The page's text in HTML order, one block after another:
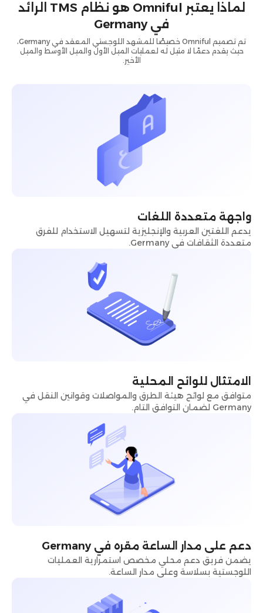
لماذا يعتبر Omniful هو نظام TMS الرائد
في Germany
تم تصميم Omniful خصيصًا للمشهد اللوجستي المعقد في Germany،
حيث يقدم دعمًا لا مثيل له لعمليات الميل الأول والميل الأوسط والميل
الأخير.
واجهة متعددة اللغات
يدعم اللغتين العربية والإنجليزية لتسهيل الاستخدام للفرق
متعددة الثقافات في Germany.
الامتثال للوائح المحلية
متوافق مع لوائح هيئة الطرق والمواصلات وقوانين النقل في
Germany لضمان التوافق التام.
دعم على مدار الساعة مقره في Germany
يضمن فريق دعم محلي مخصص استمرارية العمليات
اللوجستية بسلاسة وعلى مدار الساعة.